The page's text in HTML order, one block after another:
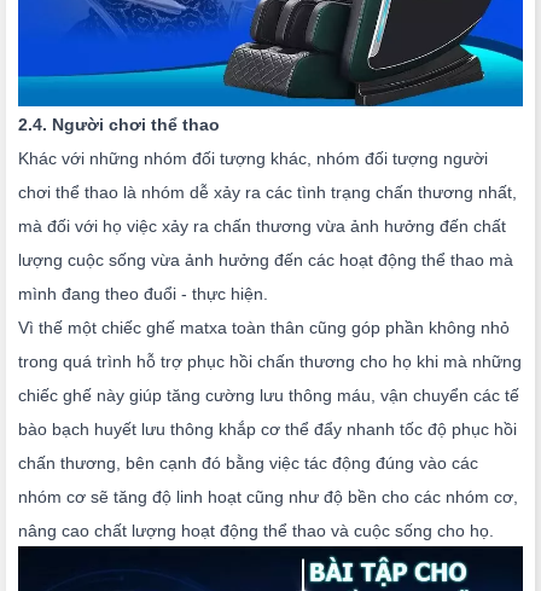
2.4. Người chơi thể thao
Khác với những nhóm đối tượng khác, nhóm đối tượng người
chơi thể thao là nhóm dễ xảy ra các tình trạng chấn thương nhất,
mà đối với họ việc xảy ra chấn thương vừa ảnh hưởng đến chất
lượng cuộc sống vừa ảnh hưởng đến các hoạt động thể thao mà
mình đang theo đuổi - thực hiện.
Vì thế một chiếc ghế matxa toàn thân cũng góp phần không nhỏ
trong quá trình hỗ trợ phục hồi chấn thương cho họ khi mà những
chiếc ghế này giúp tăng cường lưu thông máu, vận chuyển các tế
bào bạch huyết lưu thông khắp cơ thể đẩy nhanh tốc độ phục hồi
chấn thương, bên cạnh đó bằng việc tác động đúng vào các
nhóm cơ sẽ tăng độ linh hoạt cũng như độ bền cho các nhóm cơ,
nâng cao chất lượng hoạt động thể thao và cuộc sống cho họ.